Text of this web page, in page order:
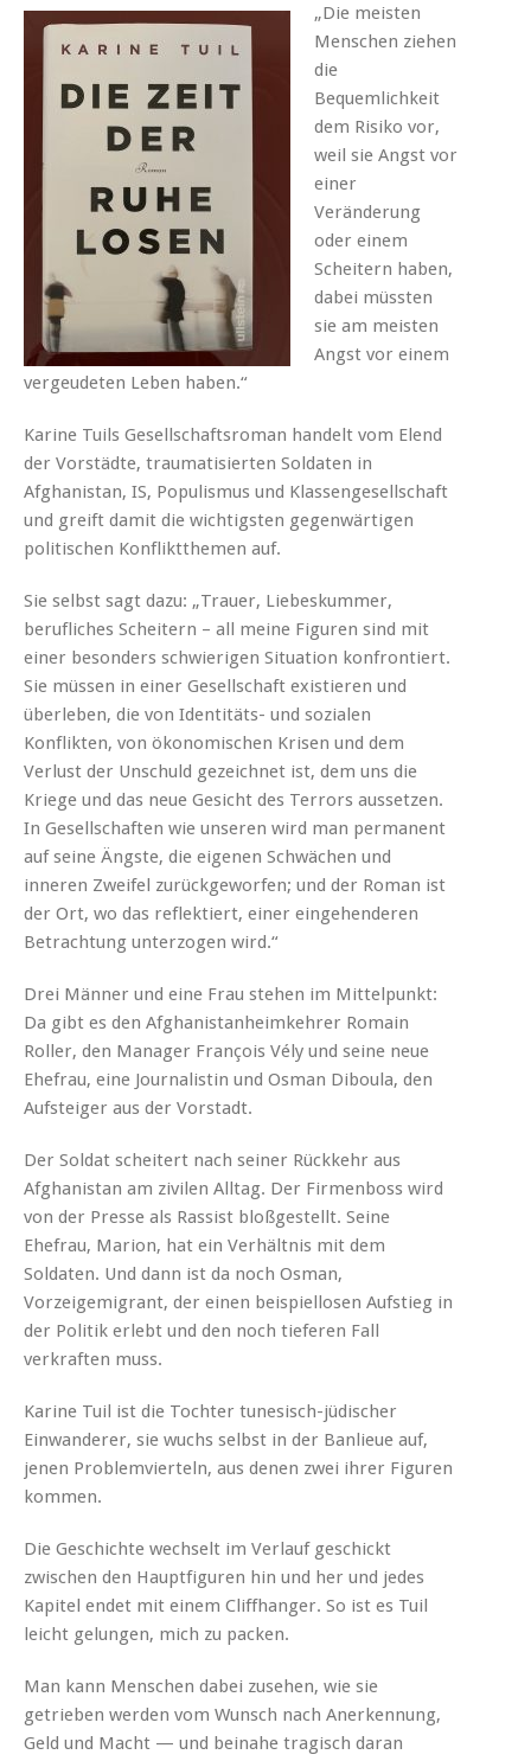
„Die meisten
Menschen ziehen
die
Bequemlichkeit
dem Risiko vor,
weil sie Angst vor
einer
Veränderung
oder einem
Scheitern haben,
dabei müssten
sie am meisten
Angst vor einem
vergeudeten Leben haben.“
Karine Tuils Gesellschaftsroman handelt vom Elend
der Vorstädte, traumatisierten Soldaten in
Afghanistan, IS, Populismus und Klassengesellschaft
und greift damit die wichtigsten gegenwärtigen
politischen Konfliktthemen auf.
Sie selbst sagt dazu: „Trauer, Liebeskummer,
berufliches Scheitern – all meine Figuren sind mit
einer besonders schwierigen Situation konfrontiert.
Sie müssen in einer Gesellschaft existieren und
überleben, die von Identitäts- und sozialen
Konflikten, von ökonomischen Krisen und dem
Verlust der Unschuld gezeichnet ist, dem uns die
Kriege und das neue Gesicht des Terrors aussetzen.
In Gesellschaften wie unseren wird man permanent
auf seine Ängste, die eigenen Schwächen und
inneren Zweifel zurückgeworfen; und der Roman ist
der Ort, wo das reflektiert, einer eingehenderen
Betrachtung unterzogen wird.“
Drei Männer und eine Frau stehen im Mittelpunkt:
Da gibt es den Afghanistanheimkehrer Romain
Roller, den Manager François Vély und seine neue
Ehefrau, eine Journalistin und Osman Diboula, den
Aufsteiger aus der Vorstadt.
Der Soldat scheitert nach seiner Rückkehr aus
Afghanistan am zivilen Alltag. Der Firmenboss wird
von der Presse als Rassist bloßgestellt. Seine
Ehefrau, Marion, hat ein Verhältnis mit dem
Soldaten. Und dann ist da noch Osman,
Vorzeigemigrant, der einen beispiellosen Aufstieg in
der Politik erlebt und den noch tieferen Fall
verkraften muss.
Karine Tuil ist die Tochter tunesisch-jüdischer
Einwanderer, sie wuchs selbst in der Banlieue auf,
jenen Problemvierteln, aus denen zwei ihrer Figuren
kommen.
Die Geschichte wechselt im Verlauf geschickt
zwischen den Hauptfiguren hin und her und jedes
Kapitel endet mit einem Cliffhanger. So ist es Tuil
leicht gelungen, mich zu packen.
Man kann Menschen dabei zusehen, wie sie
getrieben werden vom Wunsch nach Anerkennung,
Geld und Macht — und beinahe tragisch daran